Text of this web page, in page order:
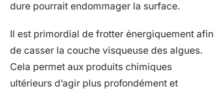
dure pourrait endommager la surface.
Il est primordial de frotter énergiquement afin
de casser la couche visqueuse des algues.
Cela permet aux produits chimiques
ultérieurs d’agir plus profondément et